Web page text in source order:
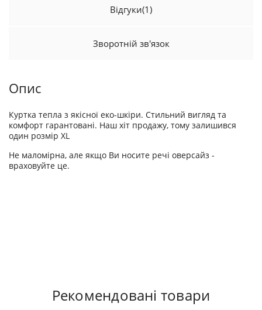
Відгуки(1)
Зворотній зв'язок
Опис
Куртка тепла з якісної еко-шкіри. Стильний вигляд та
комфорт гарантовані. Наш хіт продажу, тому залишився
один розмір XL
Не маломірна, але якщо Ви носите речі оверсайз -
враховуйте це.
Рекомендовані товари